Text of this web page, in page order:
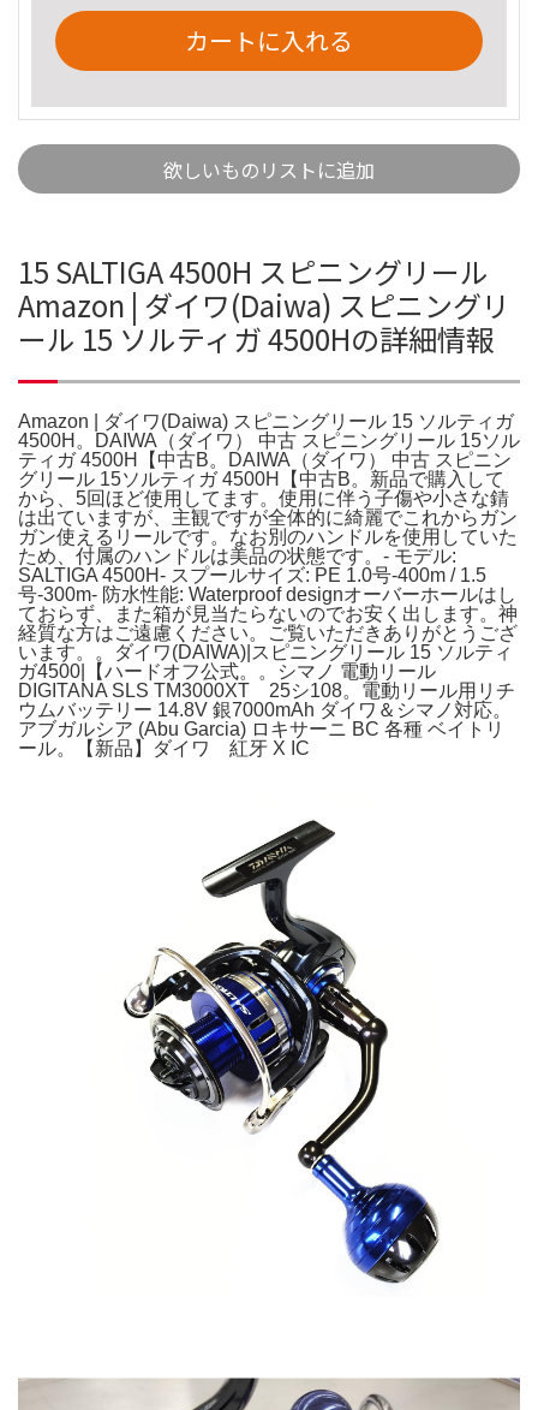
カートに入れる
欲しいものリストに追加
15 SALTIGA 4500H スピニングリール
Amazon | ダイワ(Daiwa) スピニングリ
ール 15 ソルティガ 4500Hの詳細情報
Amazon | ダイワ(Daiwa) スピニングリール 15 ソルティガ
4500H。DAIWA（ダイワ） 中古 スピニングリール 15ソル
ティガ 4500H【中古B。DAIWA（ダイワ） 中古 スピニン
グリール 15ソルティガ 4500H【中古B。新品で購入して
から、5回ほど使用してます。使用に伴う子傷や小さな錆
は出ていますが、主観ですが全体的に綺麗でこれからガン
ガン使えるリールです。なお別のハンドルを使用していた
ため、付属のハンドルは美品の状態です。- モデル:
SALTIGA 4500H- スプールサイズ: PE 1.0号-400m / 1.5
号-300m- 防水性能: Waterproof designオーバーホールはし
ておらず、また箱が見当たらないのでお安く出します。神
経質な方はご遠慮ください。ご覧いただきありがとうござ
います。。ダイワ(DAIWA)|スピニングリール 15 ソルティ
ガ4500|【ハードオフ公式。。シマノ 電動リール
DIGITANA SLS TM3000XT 25シ108。電動リール用リチ
ウムバッテリー 14.8V 銀7000mAh ダイワ＆シマノ対応。
アブガルシア (Abu Garcia) ロキサーニ BC 各種 ベイトリ
ール。【新品】ダイワ 紅牙 X IC